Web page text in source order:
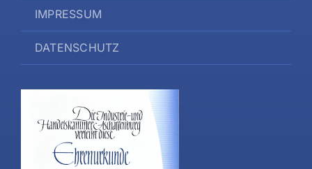
IMPRESSUM
DATENSCHUTZ